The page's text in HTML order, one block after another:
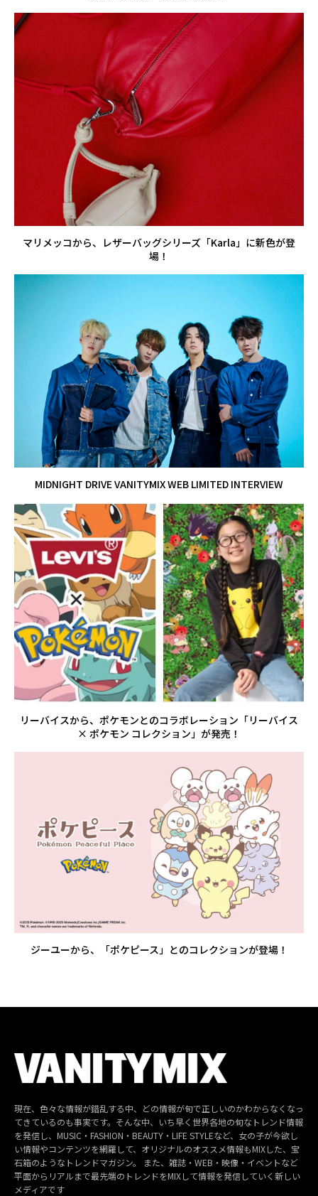
マリメッコから、レザーバッグシリーズ「Karla」に新色が登
場！
MIDNIGHT DRIVE VANITYMIX WEB LIMITED INTERVIEW
リーバイスから、ポケモンとのコラボレーション「リーバイス
× ポケモン コレクション」が発売！
ジーユーから、「ポケピース」とのコレクションが登場！
現在、色々な情報が錯乱する中、どの情報が旬で正しいのかわからなくなっ
てきているのも事実です。そんな中、いち早く世界各地の旬なトレンド情報
を発信し、MUSIC・FASHION・BEAUTY・LIFE STYLEなど、女の子が今欲し
い情報やコンテンツを網羅して、オリジナルのオススメ情報もMIXした、宝
石箱のようなトレンドマガジン。 また、雑誌・WEB・映像・イベントなど
平面からリアルまで最先端のトレンドをMIXして情報を発信していく新しい
メディアです